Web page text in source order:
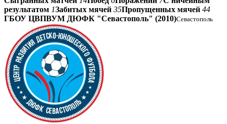
результатом 1Забитых мячей 35Пропущенных мячей 44
ГБОУ ЦВПВУМ ДЮФК "Севастополь" (2010)Севастополь